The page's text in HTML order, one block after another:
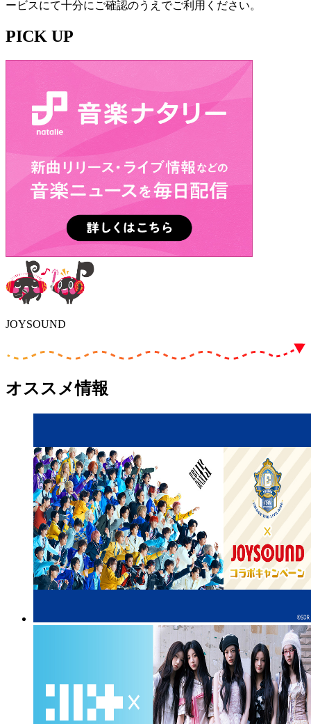
ービスにて十分にご確認のうえでご利用ください。
PICK UP
JOYSOUND
オススメ情報